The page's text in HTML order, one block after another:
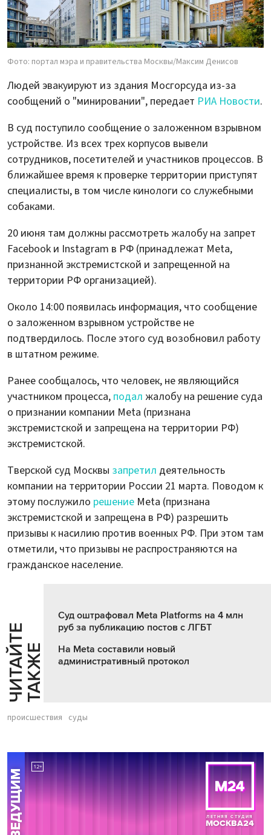
Фото: портал мэра и правительства Москвы/Максим Денисов
Людей эвакуируют из здания Мосгорсуда из-за
сообщений о "минировании", передает РИА Новости.
В суд поступило сообщение о заложенном взрывном
устройстве. Из всех трех корпусов вывели
сотрудников, посетителей и участников процессов. В
ближайшее время к проверке территории приступят
специалисты, в том числе кинологи со служебными
собаками.
20 июня там должны рассмотреть жалобу на запрет
Facebook и Instagram в РФ (принадлежат Meta,
признанной экстремистской и запрещенной на
территории РФ организацией).
Около 14:00 появилась информация, что сообщение
о заложенном взрывном устройстве не
подтвердилось. После этого суд возобновил работу
в штатном режиме.
Ранее сообщалось, что человек, не являющийся
участником процесса, подал жалобу на решение суда
о признании компании Meta (признана
экстремистской и запрещена на территории РФ)
экстремистской.
Тверской суд Москвы запретил деятельность
компании на территории России 21 марта. Поводом к
этому послужило решение Meta (признана
экстремистской и запрещена в РФ) разрешить
призывы к насилию против военных РФ. При этом там
отметили, что призывы не распространяются на
гражданское население.
Ч
И
Т
АЙ
Т
Е
Т
А
К
ЖЕ
Суд оштрафовал Meta Platforms на 4 млн
руб за публикацию постов с ЛГБТ
На Meta составили новый
административный протокол
происшествия суды